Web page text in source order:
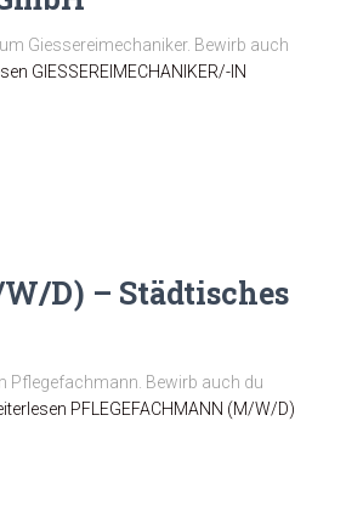
Giessereimechaniker. Bewirb auch
GIESSEREIMECHANIKER/-IN
D) – Städtisches
Pflegefachmann. Bewirb auch du
PFLEGEFACHMANN (M/W/D)